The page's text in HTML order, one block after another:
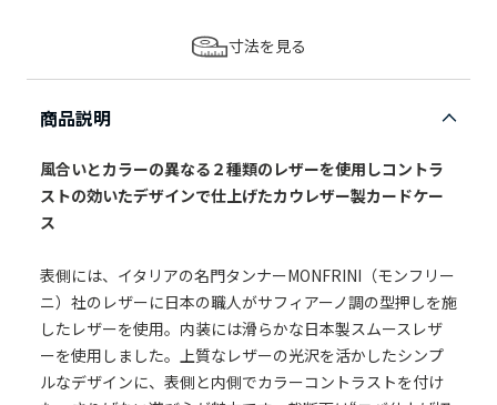
寸法を見る
商品説明
風合いとカラーの異なる２種類のレザーを使用しコントラ
ストの効いたデザインで仕上げたカウレザー製カードケー
ス
表側には、イタリアの名門タンナーMONFRINI（モンフリー
ニ）社のレザーに日本の職人がサフィアーノ調の型押しを施
したレザーを使用。内装には滑らかな日本製スムースレザ
ーを使用しました。上質なレザーの光沢を活かしたシンプ
ルなデザインに、表側と内側でカラーコントラストを付け